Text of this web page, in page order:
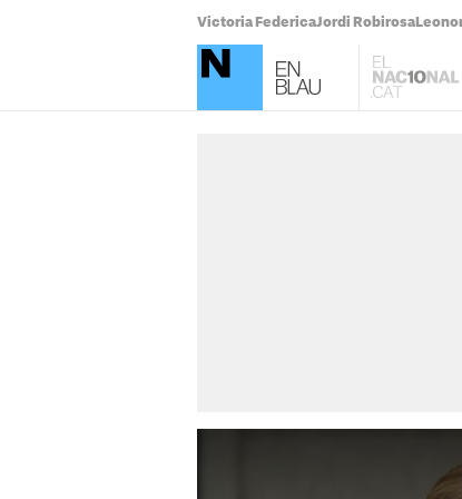
Victoria FedericaJordi Robirosa